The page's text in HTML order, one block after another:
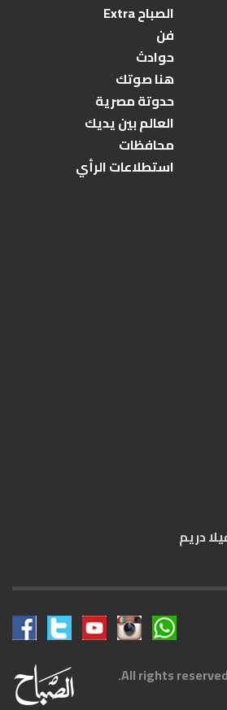
الصباح Extra
فن
حوادث
هنا صوتك
حدوتة مصرية
العالم بين يديك
محافظات
استطلاعات الرأي
.